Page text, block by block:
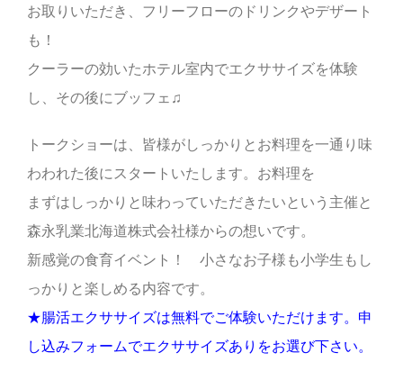
お取りいただき、フリーフローのドリンクやデザート
も！
クーラーの効いたホテル室内でエクササイズを体験
し、その後にブッフェ♫
トークショーは、皆様がしっかりとお料理を一通り味
わわれた後にスタートいたします。お料理を
まずはしっかりと味わっていただきたいという主催と
森永乳業北海道株式会社様からの想いです。
新感覚の食育イベント！ 小さなお子様も小学生もし
っかりと楽しめる内容です。
★腸活エクササイズは無料でご体験いただけます。申
し込みフォームでエクササイズありをお選び下さい。